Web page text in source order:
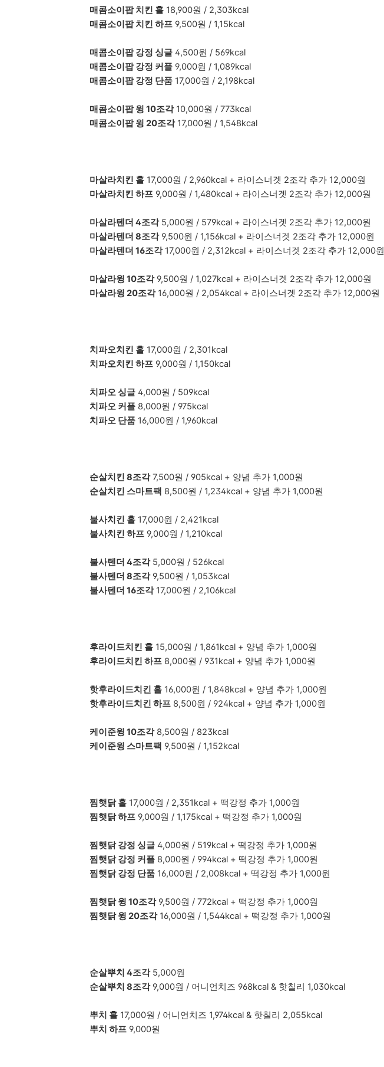
매콤소이팝 치킨 홀 18,900원 / 2,303kcal
매콤소이팝 치킨 하프 9,500원 / 1,15kcal
매콤소이팝 강정 싱글 4,500원 / 569kcal
매콤소이팝 강정 커플 9,000원 / 1,089kcal
매콤소이팝 강정 단품 17,000원 / 2,198kcal
매콤소이팝 윙 10조각10,000원 / 773kcal
매콤소이팝 윙 20조각17,000원 / 1,548kcal
마살라치킨 홀 17,000원 / 2,960kcal + 라이스너겟 2조각 추가 12,000원
마살라치킨 하프 9,000원 / 1,480kcal + 라이스너겟 2조각 추가 12,000원
마살라텐더 4조각5,000원 / 579kcal + 라이스너겟 2조각 추가 12,000원
마살라텐더 8조각9,500원 / 1,156kcal + 라이스너겟 2조각 추가 12,000원
마살라텐더 16조각17,000원 / 2,312kcal + 라이스너겟 2조각 추가 12,000원
마살라윙 10조각9,500원 / 1,027kcal + 라이스너겟 2조각 추가 12,000원
마살라윙 20조각16,000원 / 2,054kcal + 라이스너겟 2조각 추가 12,000원
치파오치킨 홀 17,000원 / 2,301kcal
치파오치킨 하프 9,000원 / 1,150kcal
치파오 싱글 4,000원 / 509kcal
치파오 커플 8,000원 / 975kcal
치파오 단품 16,000원 / 1,960kcal
순살치킨 8조각7,500원 / 905kcal + 양념 추가 1,000원
순살치킨 스마트팩 8,500원 / 1,234kcal + 양념 추가 1,000원
불사치킨 홀 17,000원 / 2,421kcal
불사치킨 하프 9,000원 / 1,210kcal
불사텐더 4조각5,000원 / 526kcal
불사텐더 8조각9,500원 / 1,053kcal
불사텐더 16조각17,000원 / 2,106kcal
후라이드치킨 홀 15,000원 / 1,861kcal + 양념 추가 1,000원
후라이드치킨 하프 8,000원 / 931kcal + 양념 추가 1,000원
핫후라이드치킨 홀 16,000원 / 1,848kcal + 양념 추가 1,000원
핫후라이드치킨 하프 8,500원 / 924kcal + 양념 추가 1,000원
케이준윙 10조각8,500원 / 823kcal
케이준윙 스마트팩 9,500원 / 1,152kcal
찜햇닭 홀 17,000원 / 2,351kcal + 떡강정 추가 1,000원
찜햇닭 하프 9,000원 / 1,175kcal + 떡강정 추가 1,000원
찜햇닭 강정 싱글 4,000원 / 519kcal + 떡강정 추가 1,000원
찜햇닭 강정 커플 8,000원 / 994kcal + 떡강정 추가 1,000원
찜햇닭 강정 단품 16,000원 / 2,008kcal + 떡강정 추가 1,000원
찜햇닭 윙 10조각9,500원 / 772kcal + 떡강정 추가 1,000원
찜햇닭 윙 20조각16,000원 / 1,544kcal + 떡강정 추가 1,000원
순살뿌치 4조각5,000원
순살뿌치 8조각9,000원 / 어니언치즈 968kcal & 핫칠리 1,030kcal
뿌치 홀 17,000원 / 어니언치즈 1,974kcal & 핫칠리 2,055kcal
뿌치 하프 9,000원